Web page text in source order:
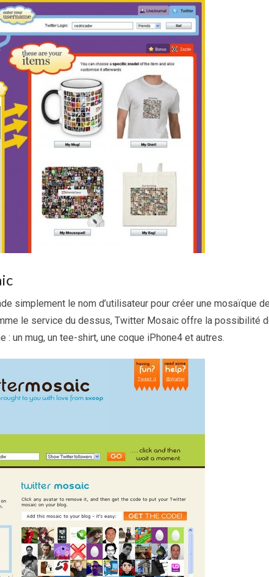
simplement le nom d’utilisateur pour créer une mosaïque
le service du dessus, Twitter Mosaic offre la possibilité
un mug, un tee-shirt, une coque iPhone4 et autres.